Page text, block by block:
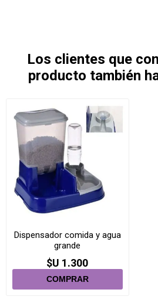
Los clientes que
producto también
Dispensador comida y agua
grande
$U 1.300